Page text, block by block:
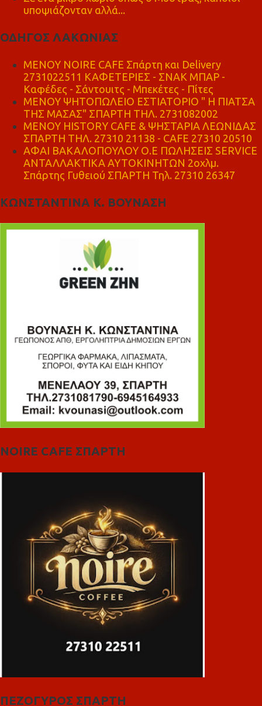
υποψιάζονταν αλλά...
ΟΔΗΓΟΣ ΛΑΚΩΝΙΑΣ
MENOY NOIRE CAFE Σπάρτη και Delivery
2731022511 ΚΑΦΕΤΕΡΙΕΣ - ΣΝΑΚ ΜΠΑΡ -
Καφέδες - Σάντουιτς - Μπεκέτες - Πίτες
ΜΕΝΟΥ ΨΗΤΟΠΩΛΕΙΟ ΕΣΤΙΑΤΟΡΙΟ " Η ΠΙΑΤΣΑ
ΤΗΣ ΜΑΣΑΣ" ΣΠΑΡΤΗ ΤΗΛ. 2731082002
ΜΕΝΟΥ HISTORY CAFE & ΨΗΣΤΑΡΙΑ ΛΕΩΝΙΔΑΣ
ΣΠΑΡΤΗ ΤΗΛ. 27310 21138 - CAFE 27310 20510
ΑΦΑΙ ΒΑΚΑΛΟΠΟΥΛΟΥ Ο.Ε ΠΩΛΗΣΕΙΣ SERVICE
ΑΝΤΑΛΛΑΚΤΙΚΑ ΑΥΤΟΚΙΝΗΤΩΝ 2οχλμ.
Σπάρτης Γυθειού ΣΠΑΡΤΗ Τηλ. 27310 26347
ΚΩΝΣΤΑΝΤΙΝΑ Κ. ΒΟΥΝΑΣΗ
NOIRE CAFE ΣΠΑΡΤΗ
ΠΕΖΟΓΥΡΟΣ ΣΠΑΡΤΗ